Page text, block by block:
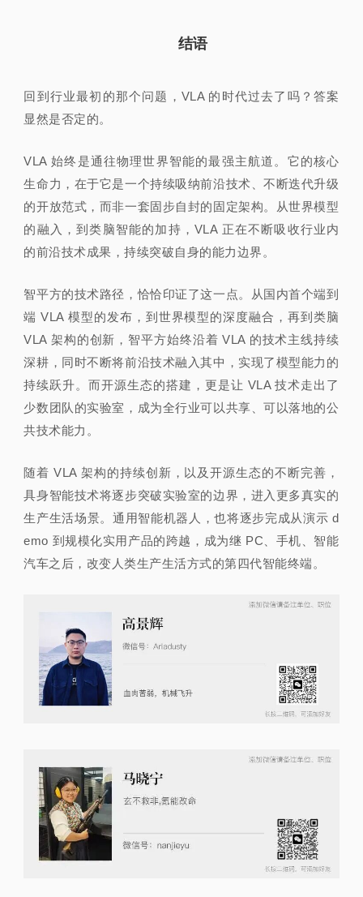
结语
回到行业最初的那个问题，VLA 的时代过去了吗？答案
显然是否定的。
VLA 始终是通往物理世界智能的最强主航道。它的核心
生命力，在于它是一个持续吸纳前沿技术、不断迭代升级
的开放范式，而非一套固步自封的固定架构。从世界模型
的融入，到类脑智能的加持，VLA 正在不断吸收行业内
的前沿技术成果，持续突破自身的能力边界。
智平方的技术路径，恰恰印证了这一点。从国内首个端到
端 VLA 模型的发布，到世界模型的深度融合，再到类脑
VLA 架构的创新，智平方始终沿着 VLA 的技术主线持续
深耕，同时不断将前沿技术融入其中，实现了模型能力的
持续跃升。而开源生态的搭建，更是让 VLA 技术走出了
少数团队的实验室，成为全行业可以共享、可以落地的公
共技术能力。
随着 VLA 架构的持续创新，以及开源生态的不断完善，
具身智能技术将逐步突破实验室的边界，进入更多真实的
生产生活场景。通用智能机器人，也将逐步完成从演示 d
emo 到规模化实用产品的跨越，成为继 PC、手机、智能
汽车之后，改变人类生产生活方式的第四代智能终端。